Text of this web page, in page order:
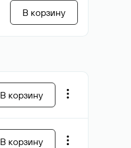
В корзину
В корзину
В корзину